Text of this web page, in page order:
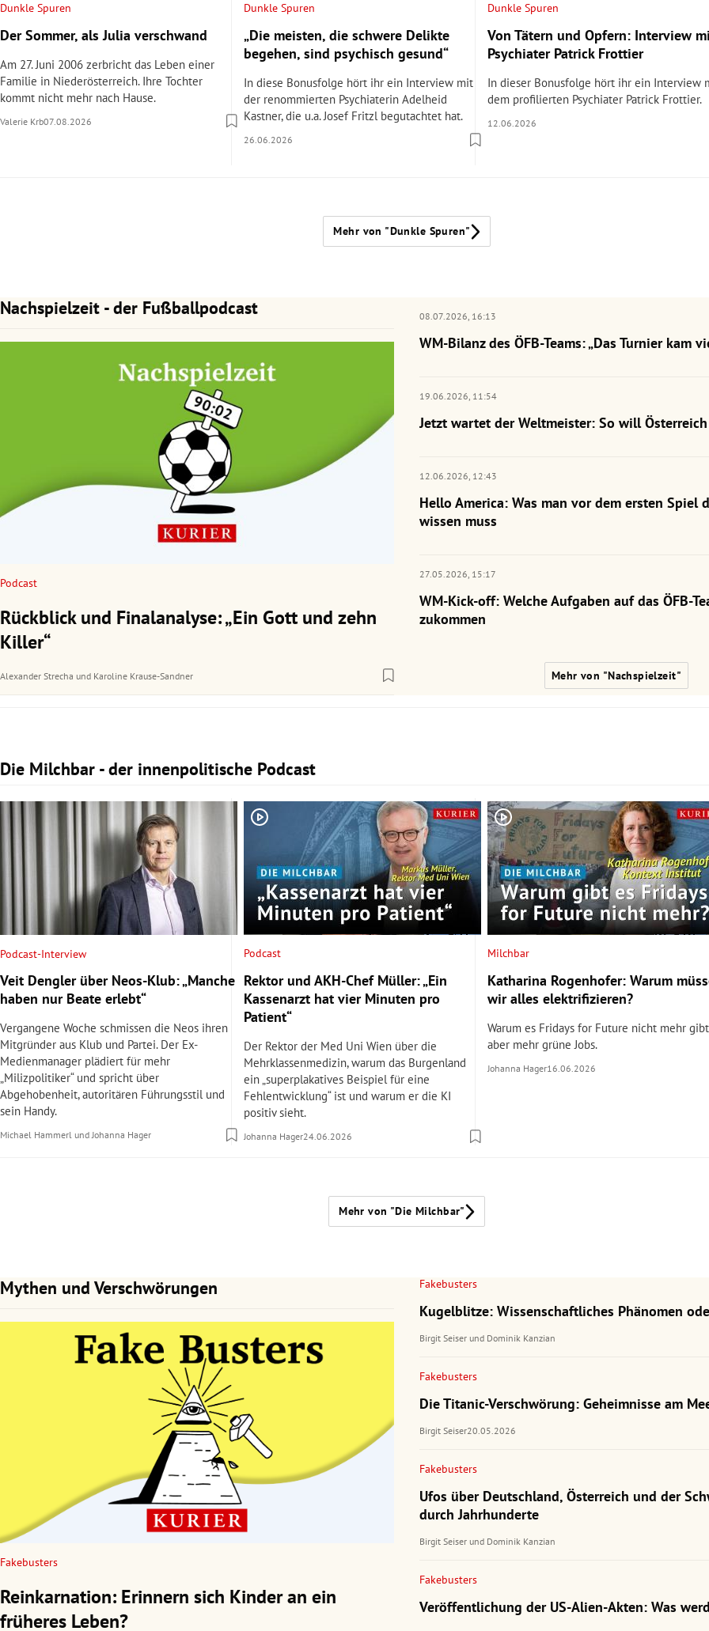
Dunkle Spuren
Der Sommer, als Julia verschwand
Am 27. Juni 2006 zerbricht das Leben einer
Familie in Niederösterreich. Ihre Tochter
kommt nicht mehr nach Hause.
Valerie Krb07.08.2026
Dunkle Spuren
„Die meisten, die schwere Delikte
begehen, sind psychisch gesund“
In diese Bonusfolge hört ihr ein Interview mit
der renommierten Psychiaterin Adelheid
Kastner, die u.a. Josef Fritzl begutachtet hat.
26.06.2026
Dunkle Spuren
Von Tätern und Opfern: Interview
Psychiater Patrick Frottier
In dieser Bonusfolge hört ihr ein Interview
dem profilierten Psychiater Patrick Frottier.
12.06.2026
Mehr von "Dunkle Spuren"
Nachspielzeit - der Fußballpodcast
Podcast
Rückblick und Finalanalyse: „Ein Gott und zehn
Killer“
Alexander Strecha und Karoline Krause-Sandner
08.07.2026, 16:13
WM-Bilanz des ÖFB-Teams: „Das Turnier kam
19.06.2026, 11:54
Jetzt wartet der Weltmeister: So will
12.06.2026, 12:43
Hello America: Was man vor dem ersten Spiel
wissen muss
27.05.2026, 15:17
WM-Kick-off: Welche Aufgaben auf das ÖFB-
zukommen
Mehr von "Nachspielzeit"
Die Milchbar - der innenpolitische Podcast
Slide 1 von 3
Podcast-Interview
Veit Dengler über Neos-Klub: „Manche
haben nur Beate erlebt“
Vergangene Woche schmissen die Neos ihren
Mitgründer aus Klub und Partei. Der Ex-
Medienmanager plädiert für mehr
„Milizpolitiker“ und spricht über
Abgehobenheit, autoritären Führungsstil und
sein Handy.
Michael Hammerl undJohanna Hager
Podcast
Rektor und AKH-Chef Müller: „Ein
Kassenarzt hat vier Minuten pro
Patient“
Der Rektor der Med Uni Wien über die
Mehrklassenmedizin, warum das Burgenland
ein „superplakatives Beispiel für eine
Fehlentwicklung“ ist und warum er die KI
positiv sieht.
Johanna Hager24.06.2026
Milchbar
Katharina Rogenhofer: Warum
wir alles elektrifizieren?
Warum es Fridays for Future nicht mehr
aber mehr grüne Jobs.
Johanna Hager16.06.2026
Mehr von "Die Milchbar"
Mythen und Verschwörungen
Fakebusters
Reinkarnation: Erinnern sich Kinder an ein
früheres Leben?
Fakebusters
Kugelblitze: Wissenschaftliches Phänomen
Birgit Seiserund Dominik Kanzian
Fakebusters
Die Titanic-Verschwörung: Geheimnisse am
Birgit Seiser20.05.2026
Fakebusters
Ufos über Deutschland, Österreich und der
durch Jahrhunderte
Birgit Seiserund Dominik Kanzian
Fakebusters
Veröffentlichung der US-Alien-Akten: Was